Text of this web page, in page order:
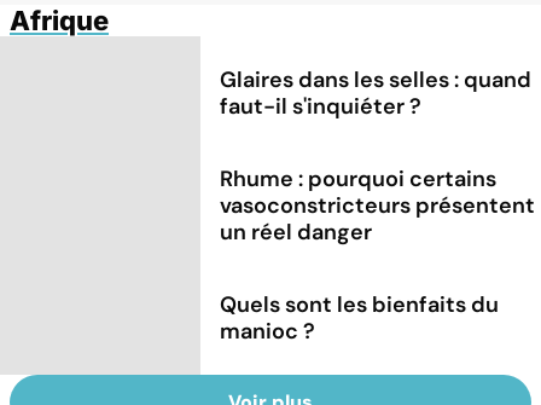
Afrique
Glaires dans les selles : quand
faut-il s'inquiéter ?
Rhume : pourquoi certains
vasoconstricteurs présentent
un réel danger
Quels sont les bienfaits du
manioc ?